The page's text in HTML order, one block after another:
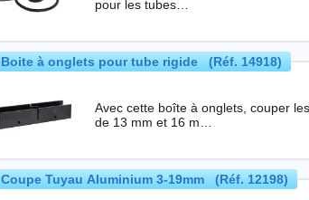
pour les tubes…
Boite à onglets pour tube rigide (Réf. 14918)
Avec cette boîte à onglets, couper les HardTubes est un jeu
de 13 mm et 16 m…
Coupe Tuyau Aluminium 3-19mm (Réf. 12198)